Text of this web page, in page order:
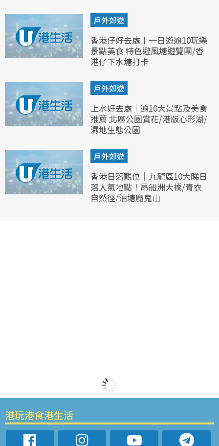
戶外郊遊
香港仔好去處丨一日遊逾10玩樂
景點美食 特色避風塘遊覽團/香
港仔下水塘打卡
戶外郊遊
上水好去處｜逾10大景點及美食
推薦 北區公園賞花/港版心形湖/
濕地生態公園
戶外郊遊
香港日落靚位｜九龍區10大睇日
落人氣地點！昂船洲大橋/青衣
自然徑/油塘魔鬼山
港玩港食港生活